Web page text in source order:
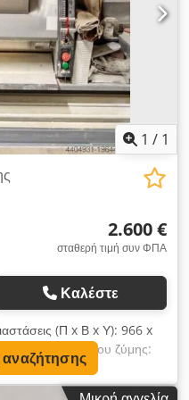
προϊόντος, Κατασκευή
συνεργασίας με ρομπότ
απόδοση, Αυτόματη
ποιότητα
μέγ. 4.500 τεμ./ώρα.
1 / 1
2.600 €
σταθερή τιμή συν ΦΠΑ
Καλέστε
(Π x Β x Υ): 966 x
βάρος τεμαχίου ζύμης:
1.200 τεμάχια/ώρα -
Txspfx Ah Eek - Συνολικό